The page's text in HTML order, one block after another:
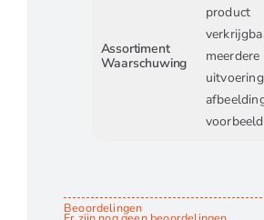
Assortiment
Waarschuwing
meerdere
Beoordelingen